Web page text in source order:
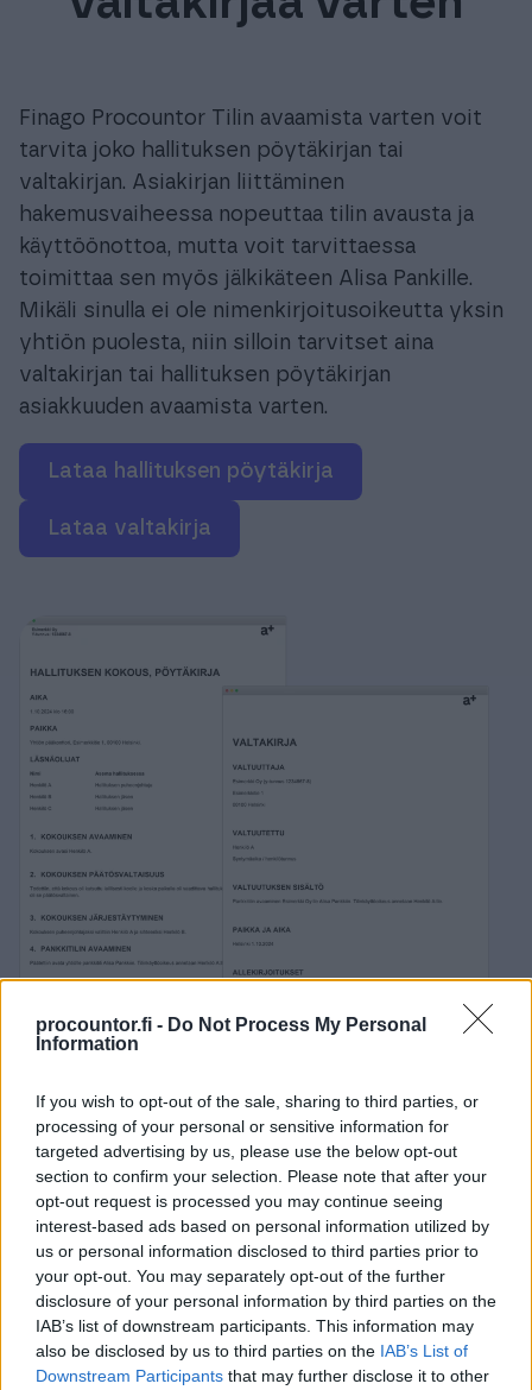
procountor.fi - Do Not Process My Personal
Information
If you wish to opt-out of the sale, sharing to third parties, or
processing of your personal or sensitive information for
targeted advertising by us, please use the below opt-out
section to confirm your selection. Please note that after your
opt-out request is processed you may continue seeing
interest-based ads based on personal information utilized by
us or personal information disclosed to third parties prior to
your opt-out. You may separately opt-out of the further
disclosure of your personal information by third parties on the
IAB’s list of downstream participants. This information may
also be disclosed by us to third parties on the IAB’s List of
Downstream Participants that may further disclose it to other
Tuki & Koulutus
Meistä & Ajankohtaista
Tilaa Procountor
Kokeile maksutta
Kirjaudu
Finago Procountor Tilin avaamista varten voit
tarvita joko hallituksen pöytäkirjan tai
valtakirjan. Asiakirjan liittäminen
hakemusvaiheessa nopeuttaa tilin avausta ja
käyttöönottoa, mutta voit tarvittaessa
toimittaa sen myös jälkikäteen Alisa Pankille.
Mikäli sinulla ei ole nimenkirjoitusoikeutta yksin
yhtiön puolesta, niin silloin tarvitset aina
valtakirjan tai hallituksen pöytäkirjan
asiakkuuden avaamista varten.
Lataa hallituksen pöytäkirja
Lataa valtakirja
Ratkaisut
Procountor
Procountor Solo